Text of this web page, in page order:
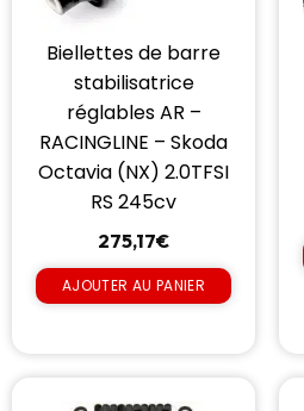
Biellettes de barre
stabilisatrice
réglables AR –
RACINGLINE – Skoda
Octavia (NX) 2.0TFSI
RS 245cv
275,17€
AJOUTER AU PANIER